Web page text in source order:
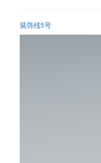
装饰线5号